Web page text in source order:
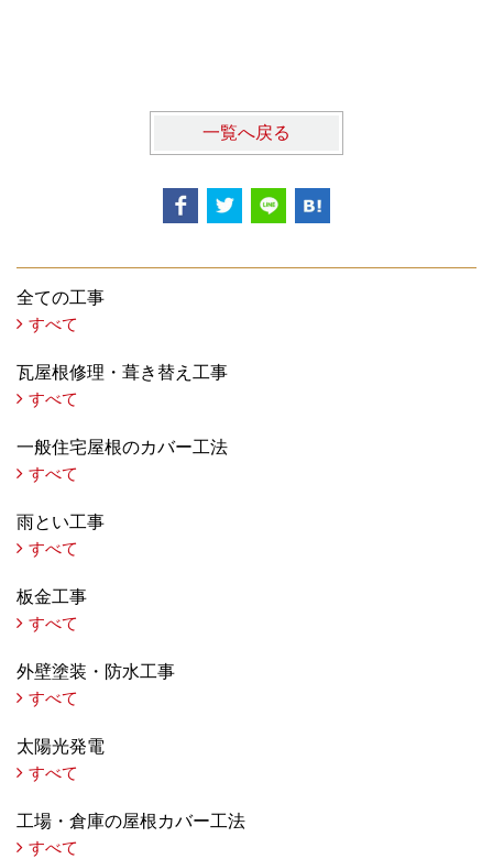
一覧へ戻る
全ての工事
すべて
瓦屋根修理・葺き替え工事
すべて
一般住宅屋根のカバー工法
すべて
雨とい工事
すべて
板金工事
すべて
外壁塗装・防水工事
すべて
太陽光発電
すべて
工場・倉庫の屋根カバー工法
すべて